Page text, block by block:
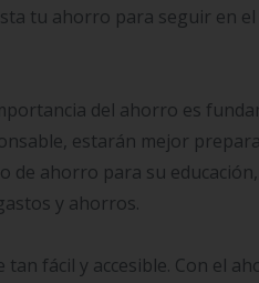
tu ahorro para seguir en
del ahorro es
estarán mejor
ahorro para su
y ahorros.
fácil y accesible. Con el